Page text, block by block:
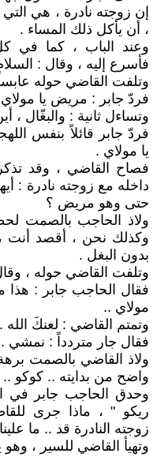
إن زوجته نادرة ، هي
، أن يأكل ذلك المساء .
وعند الباب ، كما في
فأسرع إليه ، وقال :
وتلفت القاضي حوله
فردّ جابر : مريض يا
وتساءل ثانية : والبغّال ،
فردّ جابر قائلاً بنفس
يا مولاي .
فصاح القاضي ، وقد
داخله مع زوجته نادرة :
حتى وهو مريض ؟
ولاذ الحاجب بالصمت
وكذلك نحن ، أقصد أنت ،
بدون البغل .
وتلفت القاضي حوله ،
فقال الحاجب جابر : هذا ما
مولاي ..
وتمتم القاضي : لعنكَ الله .
فقال جار متردداً : نمشي
ولاذ القاضي بالصمت
واضح من بدايته .. كوكو ..
وحدق الحاجب جابر في
ريكو " ، ماذا جرى
زوجته النادرة قد .. ما
وتهيأ القاضي للسير ،